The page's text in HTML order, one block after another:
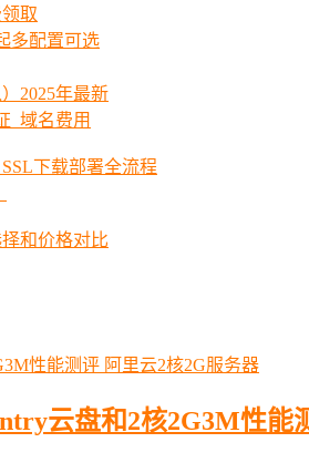
取
多配置可选
2025年最新
_域名费用
下载部署全流程
和价格对比
阿里云2核2G服务器
云盘和2核2G3M性能